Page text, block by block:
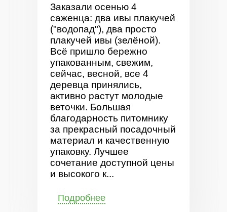
Заказали осенью 4
саженца: два ивы плакучей
("водопад"), два просто
плакучей ивы (зелёной).
Всё пришло бережно
упакованным, свежим,
сейчас, весной, все 4
деревца принялись,
активно растут молодые
веточки. Большая
благодарность питомнику
за прекрасный посадочный
материал и качественную
упаковку. Лучшее
сочетание доступной цены
и высокого к...
Подробнее